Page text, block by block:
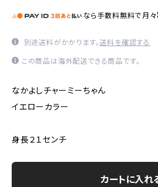
なら 手数料無料で 月々
別途送料がかかります。送料を確認する
この商品は海外配送できる商品です。
なかよしチャーミーちゃん
イエローカラー
身長２１センチ
カートに入れ